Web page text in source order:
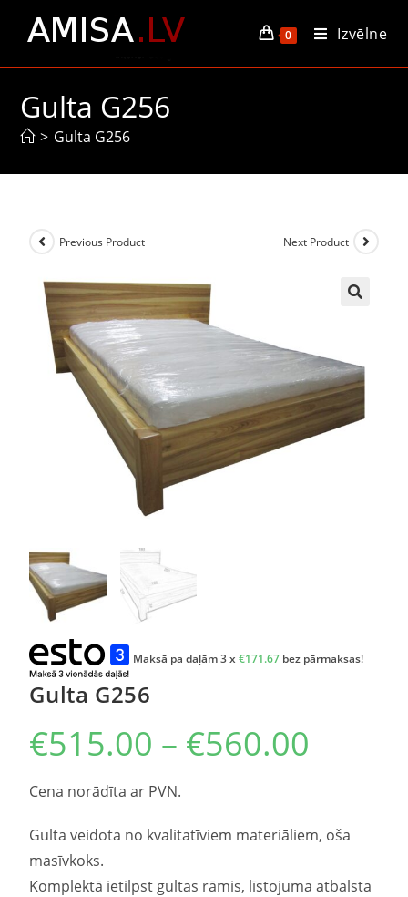
0 Izvēlne
Gulta G256
> Gulta G256
Previous Product Next Product
Maksā pa daļām 3 x€171.67 bez pārmaksas!
Gulta G256
€515.00 – €560.00
Cena norādīta ar PVN.
Gulta veidota no kvalitatīviem materiāliem, oša
masīvkoks.
Komplektā ietilpst gultas rāmis, līstojuma atbalsta